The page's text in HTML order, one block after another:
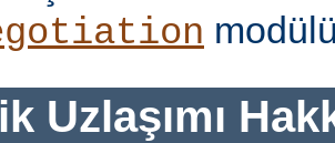
Uzlaşımı